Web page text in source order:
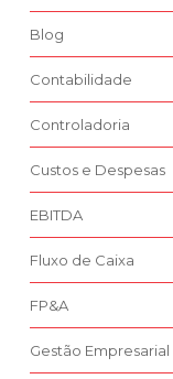
Blog
Contabilidade
Controladoria
Custos e Despesas
EBITDA
Fluxo de Caixa
FP&A
Gestão Empresarial